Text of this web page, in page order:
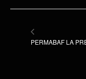
PERMABAF LA